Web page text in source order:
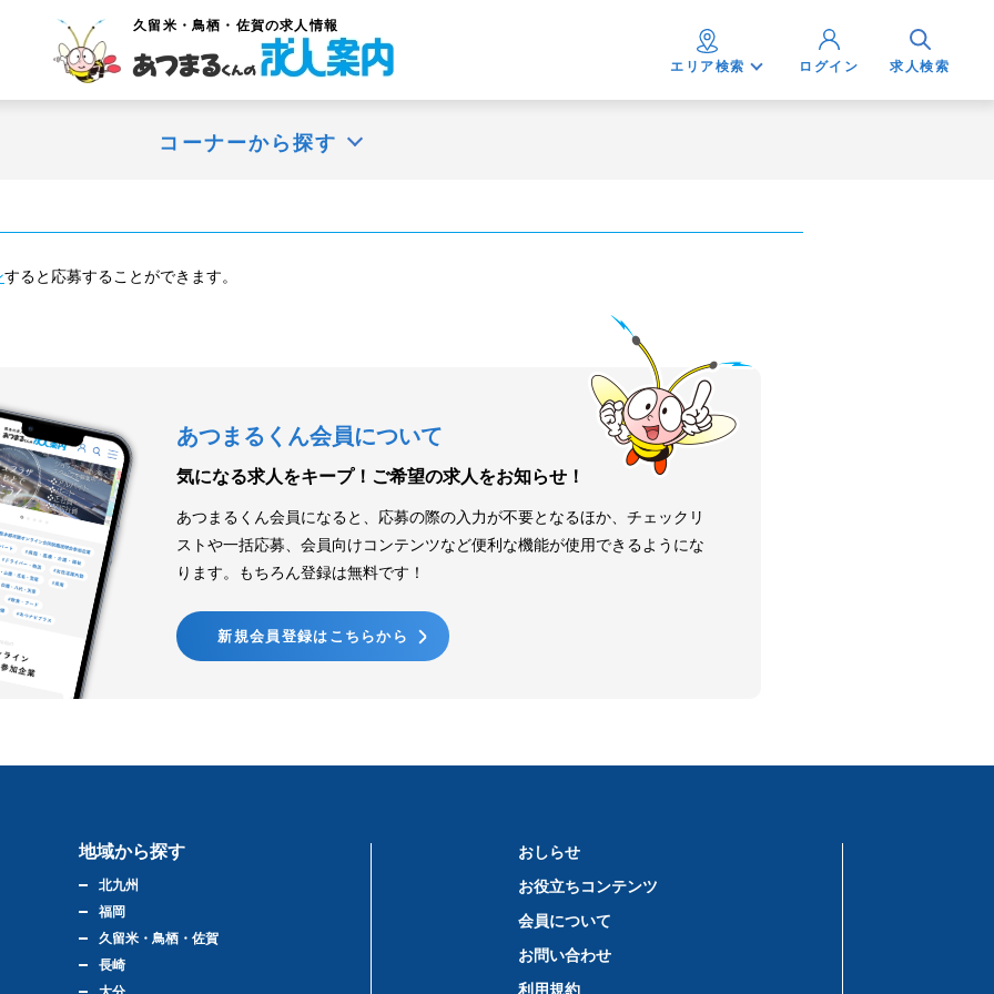
久留米・鳥栖・佐賀の求人情報
エリア検索 ログイン 求人検索
コーナーから探す
すると応募することができます。
あつまるくん会員について
気になる求人をキープ！ ご希望の求人をお知らせ！
あつまるくん会員になると、応募の際の入力が不要となるほか、チェックリ
ストや一括応募、会員向けコンテンツなど便利な機能が使用できるようにな
ります。もちろん登録は無料です！
新規会員登録はこちらから
地域から探す
北九州
福岡
久留米・鳥栖・佐賀
長崎
おしらせ
お役立ちコンテンツ
会員について
お問い合わせ
利用規約